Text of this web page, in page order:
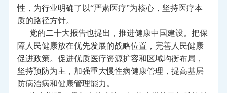
性，为行业明确了以“严肃医疗”为核心，坚持医疗本
质的路径方针。
党的二十大报告也提出，推进健康中国建设。把保
障人民健康放在优先发展的战略位置，完善人民健康
促进政策。促进优质医疗资源扩容和区域均衡布局，
坚持预防为主，加强重大慢性病健康管理，提高基层
防病治病和健康管理能力。